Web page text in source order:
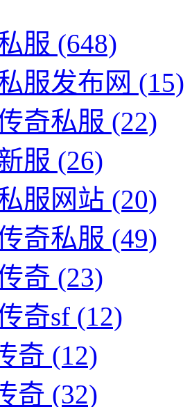
服 (648)
服发布网 (15)
奇私服 (22)
服 (26)
服网站 (20)
奇私服 (49)
奇 (23)
奇sf (12)
奇 (12)
奇 (32)